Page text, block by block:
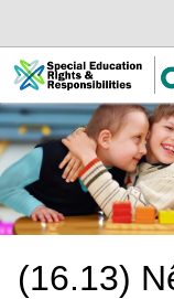
Main
Content
sub
navigation
(16.13)